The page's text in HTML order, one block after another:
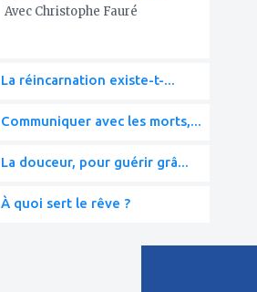
Avec Christophe Fauré
La réincarnation existe-t-...
Communiquer avec les morts,...
La douceur, pour guérir grâ...
À quoi sert le rêve ?